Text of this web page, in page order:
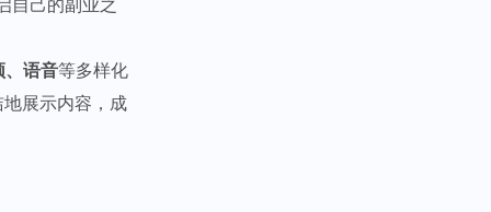
自己的副业之
、语音等多样化
展示内容，成